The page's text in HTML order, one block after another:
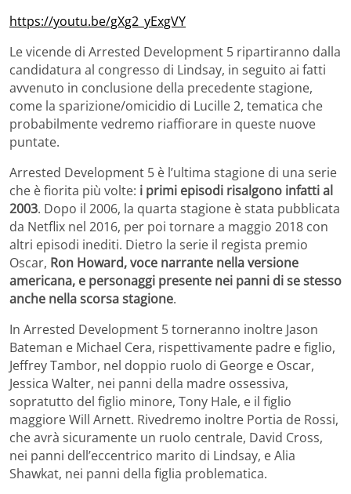
https://youtu.be/gXg2_yExgVY
Le vicende di Arrested Development 5 ripartiranno dalla
candidatura al congresso di Lindsay, in seguito ai fatti
avvenuto in conclusione della precedente stagione,
come la sparizione/omicidio di Lucille 2, tematica che
probabilmente vedremo riaffiorare in queste nuove
puntate.
Arrested Development 5 è l’ultima stagione di una serie
che è fiorita più volte: i primi episodi risalgono infatti al
2003. Dopo il 2006, la quarta stagione è stata pubblicata
da Netflix nel 2016, per poi tornare a maggio 2018 con
altri episodi inediti. Dietro la serie il regista premio
Oscar, Ron Howard, voce narrante nella versione
americana, e personaggi presente nei panni di se stesso
anche nella scorsa stagione.
In Arrested Development 5 torneranno inoltre Jason
Bateman e Michael Cera, rispettivamente padre e figlio,
Jeffrey Tambor, nel doppio ruolo di George e Oscar,
Jessica Walter, nei panni della madre ossessiva,
sopratutto del figlio minore, Tony Hale, e il figlio
maggiore Will Arnett. Rivedremo inoltre Portia de Rossi,
che avrà sicuramente un ruolo centrale, David Cross,
nei panni dell’eccentrico marito di Lindsay, e Alia
Shawkat, nei panni della figlia problematica.